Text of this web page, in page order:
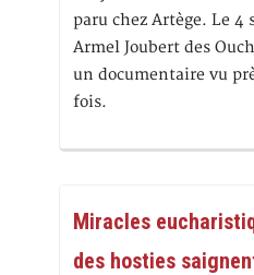
paru chez Artège. Le 4
Armel Joubert des
un documentaire vu
fois.
Miracles
des hosties